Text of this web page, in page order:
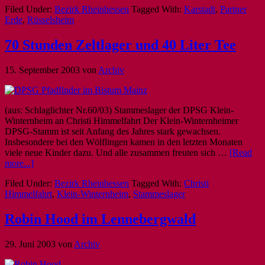
Filed Under: Bezirk Rheinhessen Tagged With: Karstadt, Partner
Erde, Rüsselsheim
70 Stunden Zeltlager und 40 Liter Tee
15. September 2003 von Archiv
(aus: Schlaglichter Nr.60/03) Stammeslager der DPSG Klein-
Winternheim an Christi Himmelfahrt Der Klein-Winternheimer
DPSG-Stamm ist seit Anfang des Jahres stark gewachsen.
Insbesondere bei den Wölflingen kamen in den letzten Monaten
viele neue Kinder dazu. Und alle zusammen freuten sich … [Read
more...]
Filed Under: Bezirk Rheinhessen Tagged With: Christi
Himmelfahrt, Klein-Winternheim, Stammeslager
Robin Hood im Lennebergwald
29. Juni 2003 von Archiv